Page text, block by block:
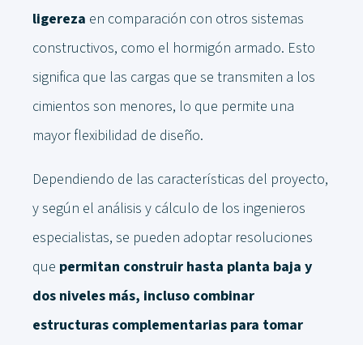
ligereza en comparación con otros sistemas
constructivos, como el hormigón armado. Esto
significa que las cargas que se transmiten a los
cimientos son menores, lo que permite una
mayor flexibilidad de diseño.
Dependiendo de las características del proyecto,
y según el análisis y cálculo de los ingenieros
especialistas, se pueden adoptar resoluciones
que permitan construir hasta planta baja y
dos niveles más, incluso combinar
estructuras complementarias para tomar